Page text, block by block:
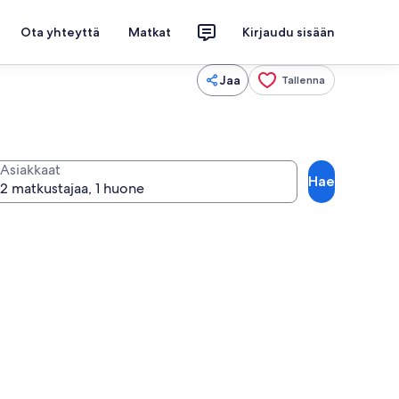
Ota yhteyttä Matkat Kirjaudu sisään
Jaa Tallenna
Asiakkaat
Hae